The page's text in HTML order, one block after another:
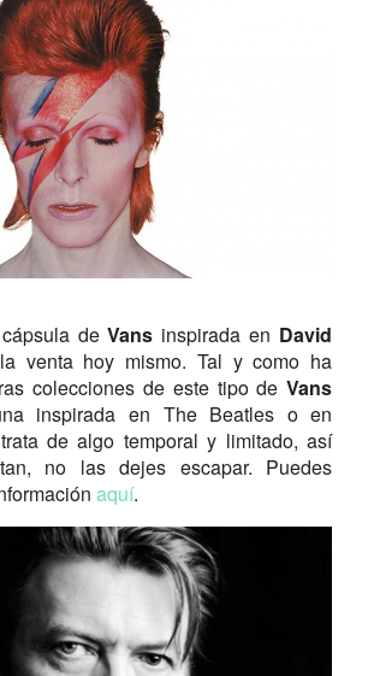
deVans inspirada en David
venta hoy mismo. Tal y como ha
colecciones de este tipo deVans
inspirada en The Beatles o en
de algo temporal y limitado, así
no las dejes escapar. Puedes
aquí.